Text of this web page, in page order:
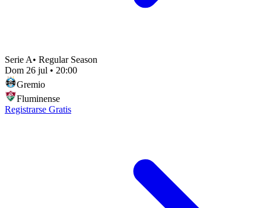
Serie A• Regular Season
Dom 26 jul • 20:00
Gremio
Fluminense
Registrarse Gratis